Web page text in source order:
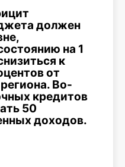
должен
на 1
к
от
Во-
кредитов
50
доходов.